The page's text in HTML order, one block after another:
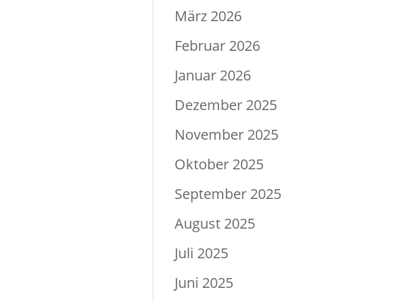
März 2026
Februar 2026
Januar 2026
Dezember 2025
November 2025
Oktober 2025
September 2025
August 2025
Juli 2025
Juni 2025